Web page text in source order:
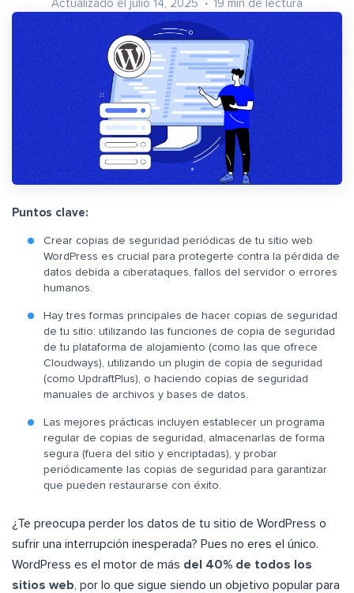
Actualizado el julio 14, 2025 19 min de lectura
Puntos clave:
Crear copias de seguridad periódicas de tu sitio web
WordPress es crucial para protegerte contra la pérdida de
datos debida a ciberataques, fallos del servidor o errores
humanos.
Hay tres formas principales de hacer copias de seguridad
de tu sitio: utilizando las funciones de copia de seguridad
de tu plataforma de alojamiento (como las que ofrece
Cloudways), utilizando un plugin de copia de seguridad
(como UpdraftPlus), o haciendo copias de seguridad
manuales de archivos y bases de datos.
Las mejores prácticas incluyen establecer un programa
regular de copias de seguridad, almacenarlas de forma
segura (fuera del sitio y encriptadas), y probar
periódicamente las copias de seguridad para garantizar
que pueden restaurarse con éxito.
¿Te preocupa perder los datos de tu sitio de WordPress o
sufrir una interrupción inesperada? Pues no eres el único.
WordPress es el motor de más del 40% de todos los
sitios web, por lo que sigue siendo un objetivo popular para